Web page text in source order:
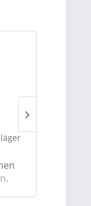
.